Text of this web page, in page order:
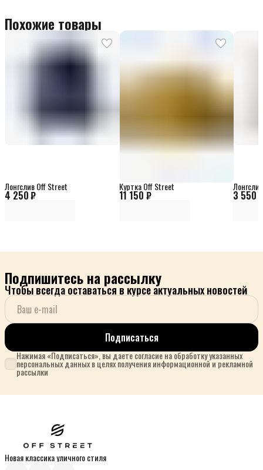
Похожие товары
4 250 ₽
Лонгслив Off Street
11 150 ₽
Куртка Off Street
3 550
Подпишитесь на рассылку
Чтобы всегда оставаться в курсе актуальных новостей
Подписаться
Нажимая «Подписаться», вы даете согласие на обработку указанных
персональных данных в целях получения информационной и рекламной
рассылки
Новая классика уличного стиля